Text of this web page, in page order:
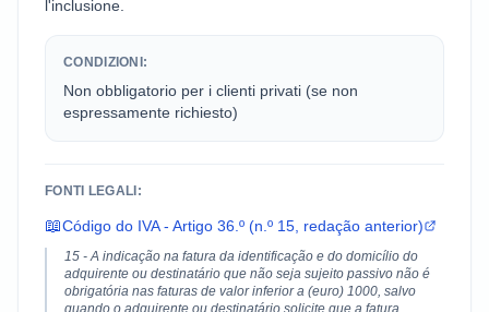
l'inclusione.
CONDIZIONI:
Non obbligatorio per i clienti privati (se non
espressamente richiesto)
FONTI LEGALI:
📖Código do IVA - Artigo 36.º (n.º 15, redação anterior)
15 - A indicação na fatura da identificação e do domicílio do
adquirente ou destinatário que não seja sujeito passivo não é
obrigatória nas faturas de valor inferior a (euro) 1000, salvo
quando o adquirente ou destinatário solicite que a fatura